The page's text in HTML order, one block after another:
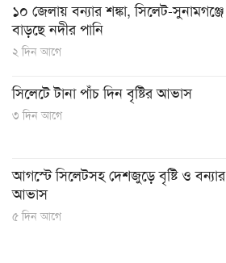
১০ জেলায় বন্যার শঙ্কা, সিলেট-সুনামগঞ্জে
বাড়ছে নদীর পানি
২ দিন আগে
সিলেটে টানা পাঁচ দিন বৃষ্টির আভাস
৩ দিন আগে
আগস্টে সিলেটসহ দেশজুড়ে বৃষ্টি ও বন্যার
আভাস
৫ দিন আগে